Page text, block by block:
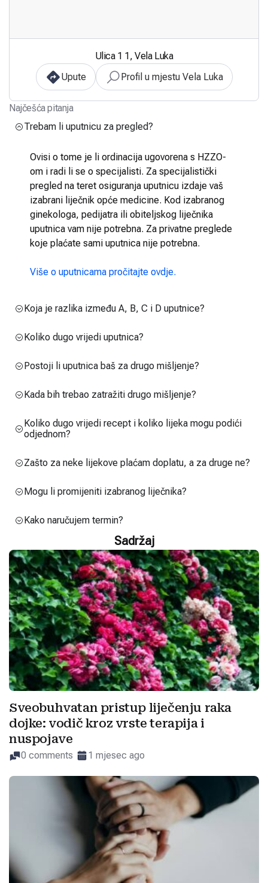
Ulica 1 1, Vela Luka
Upute
Profil u mjestu Vela Luka
Najčešća pitanja
Trebam li uputnicu za pregled?
Ovisi o tome je li ordinacija ugovorena s HZZO-
om i radi li se o specijalisti. Za specijalistički
pregled na teret osiguranja uputnicu izdaje vaš
izabrani liječnik opće medicine. Kod izabranog
ginekologa, pedijatra ili obiteljskog liječnika
uputnica vam nije potrebna. Za privatne preglede
koje plaćate sami uputnica nije potrebna.
Više o uputnicama pročitajte ovdje.
Koja je razlika između A, B, C i D uputnice?
Koliko dugo vrijedi uputnica?
Postoji li uputnica baš za drugo mišljenje?
Kada bih trebao zatražiti drugo mišljenje?
Koliko dugo vrijedi recept i koliko lijeka mogu podići
odjednom?
Zašto za neke lijekove plaćam doplatu, a za druge ne?
Mogu li promijeniti izabranog liječnika?
Kako naručujem termin?
Sadržaj
Sveobuhvatan pristup liječenju raka
dojke: vodič kroz vrste terapija i
nuspojave
0 comments 1 mjesec ago